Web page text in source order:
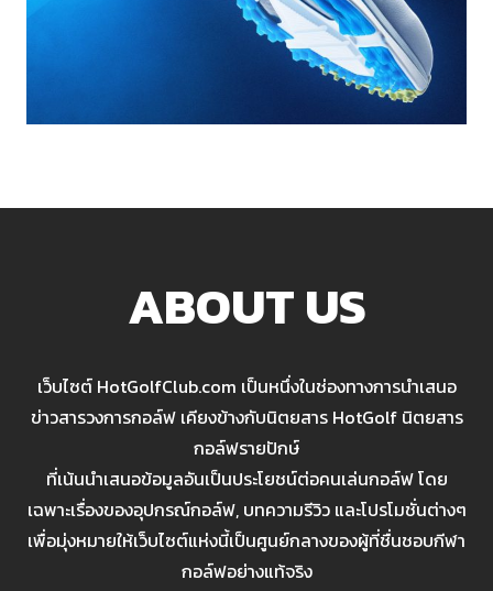
ABOUT US
เว็บไซต์ HotGolfClub.com เป็นหนึ่งในช่องทางการนำเสนอ
ข่าวสารวงการกอล์ฟ เคียงข้างกับนิตยสาร HotGolf นิตยสาร
กอล์ฟรายปักษ์
ที่เน้นนำเสนอข้อมูลอันเป็นประโยชน์ต่อคนเล่นกอล์ฟ โดย
เฉพาะเรื่องของอุปกรณ์กอล์ฟ, บทความรีวิว และโปรโมชั่นต่างๆ
เพื่อมุ่งหมายให้เว็บไซต์แห่งนี้เป็นศูนย์กลางของผู้ที่ชื่นชอบกีฬา
กอล์ฟอย่างแท้จริง